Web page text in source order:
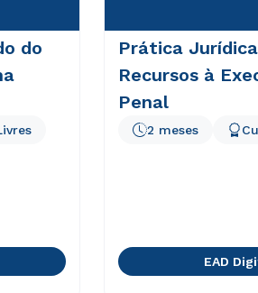
do
Prática
Recursos à
Penal
2 meses
EAD